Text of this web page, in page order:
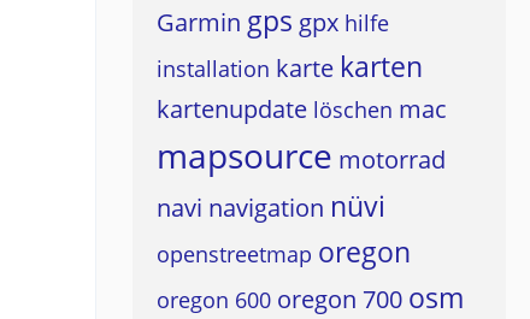
Garmin gps gpx hilfe
installation karte karten
kartenupdate löschen mac
mapsource motorrad
navi navigation nüvi
openstreetmap oregon
oregon 600 oregon 700 osm